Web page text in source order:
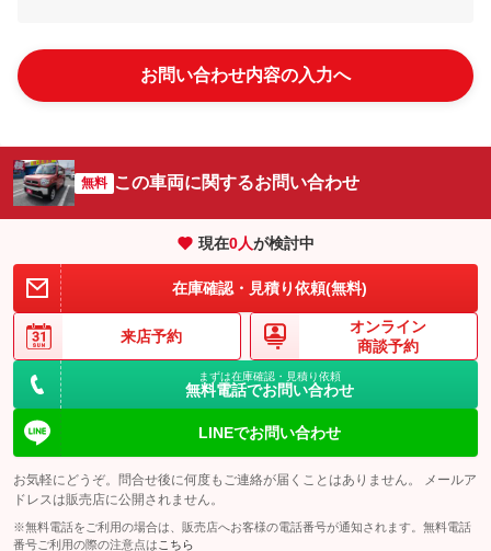
お問い合わせ内容の入力へ
無料 この車両に関するお問い合わせ
現在0人が検討中
在庫確認・見積り依頼(無料)
来店予約
オンライン
商談予約
まずは在庫確認・見積り依頼
無料電話でお問い合わせ
LINEでお問い合わせ
お気軽にどうぞ。問合せ後に何度もご連絡が届くことはありません。 メールア
ドレスは販売店に公開されません。
※無料電話をご利用の場合は、販売店へお客様の電話番号が通知されます。無料電話
番号ご利用の際の注意点は こちら